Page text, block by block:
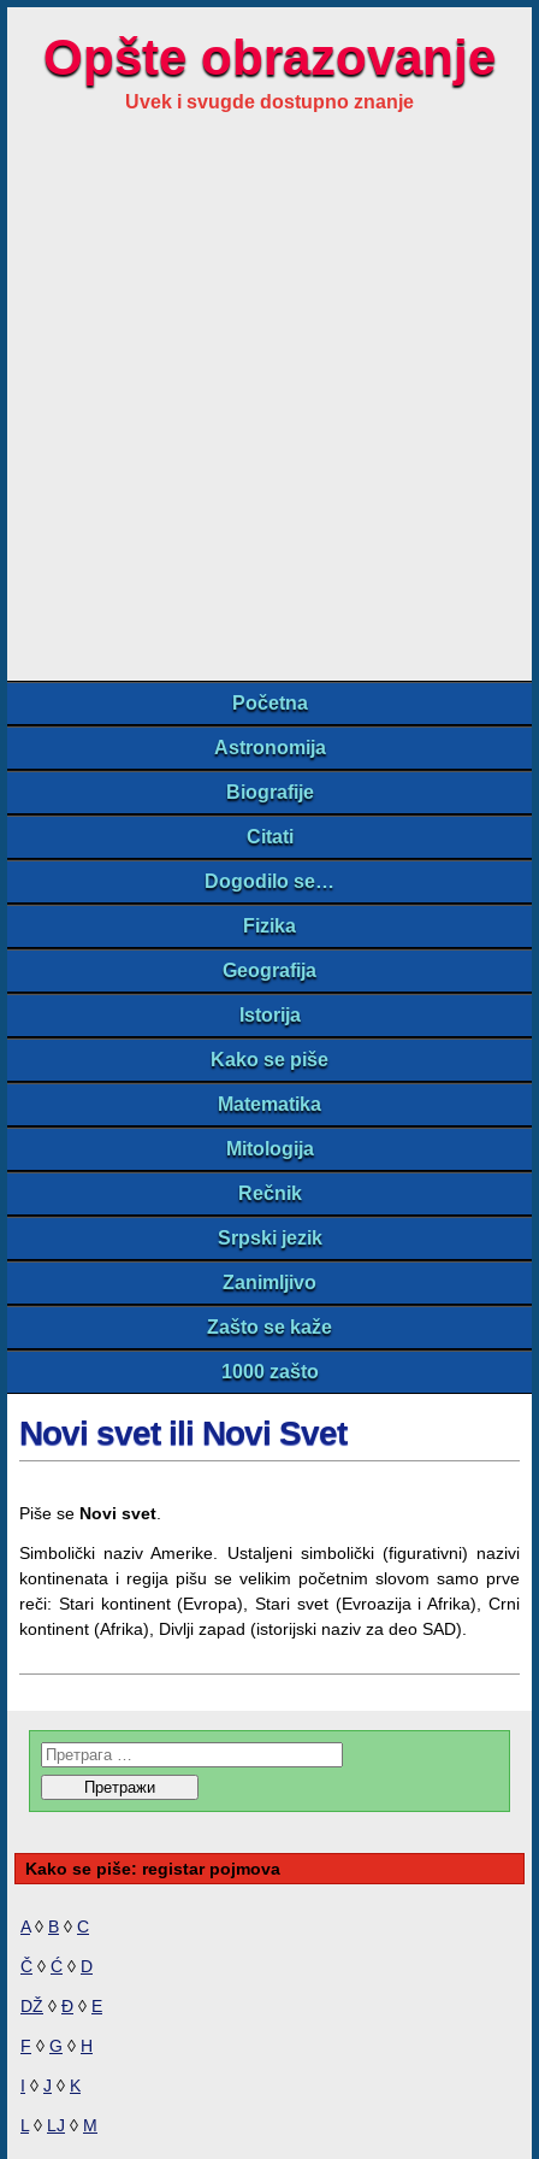
Opšte obrazovanje
Uvek i svugde dostupno znanje
Početna
Astronomija
Biografije
Citati
Dogodilo se…
Fizika
Geografija
Istorija
Kako se piše
Matematika
Mitologija
Rečnik
Srpski jezik
Zanimljivo
Zašto se kaže
1000 zašto
Novi svet ili Novi Svet
Piše se Novi svet
Simbolički naziv Amerike. Ustaljeni simbolički (figurativni) nazivi
kontinenata i regija pišu se velikim početnim slovom samo prve
reči: Stari kontinent (Evropa), Stari svet (Evroazija i Afrika), Crni
kontinent (Afrika), Divlji zapad (istorijski naziv za deo SAD).
Kako se piše: registar pojmova
A◊ B ◊ C
Č ◊ Ć ◊ D
DŽ ◊ Đ ◊ E
F ◊ G ◊ H
I ◊ J ◊ K
L ◊ LJ ◊ M